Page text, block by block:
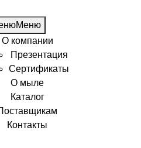
Меню
О компании
Презентация
Сертификаты
О мыле
Каталог
Контакты